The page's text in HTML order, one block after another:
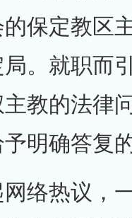
保定教区
。就职而
教的法律
明确答复
络热议，